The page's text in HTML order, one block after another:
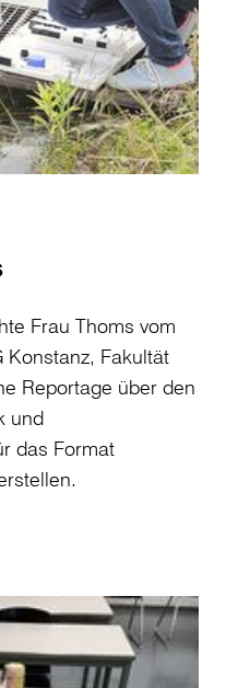
Frau Thoms vom
Konstanz, Fakultät
Reportage über den
und
das Format